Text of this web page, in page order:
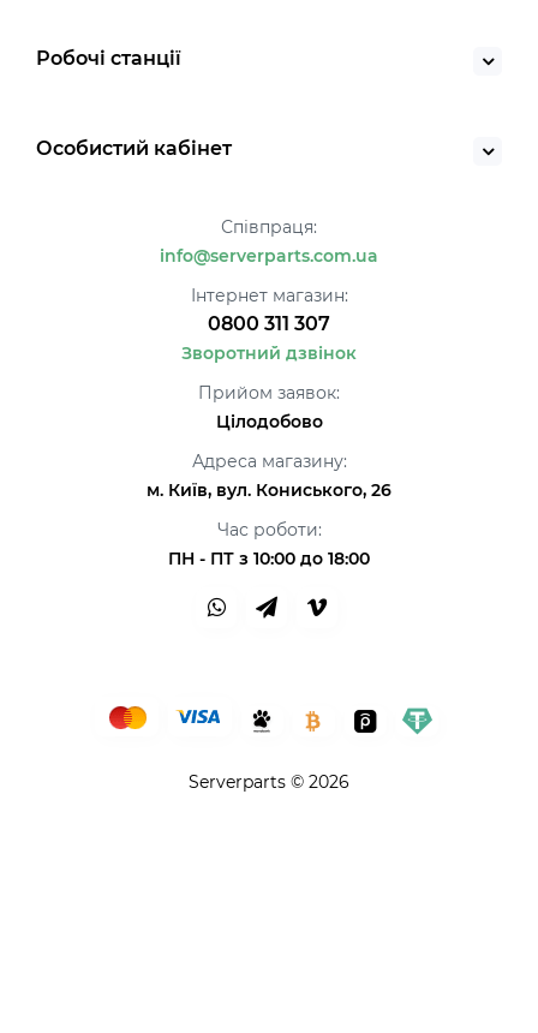
Робочі станції
Особистий кабінет
Співпраця:
info@serverparts.com.ua
Інтернет магазин:
0800 311 307
Зворотний дзвінок
Прийом заявок:
Цілодобово
Адреса магазину:
м. Київ, вул. Кониського, 26
Час роботи:
ПН - ПТ з 10:00 до 18:00
Serverparts © 2026